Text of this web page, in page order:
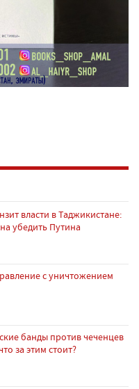
власти в Таджикистане:
убедить Путина
с уничтожением
банды против чеченцев
за этим стоит?